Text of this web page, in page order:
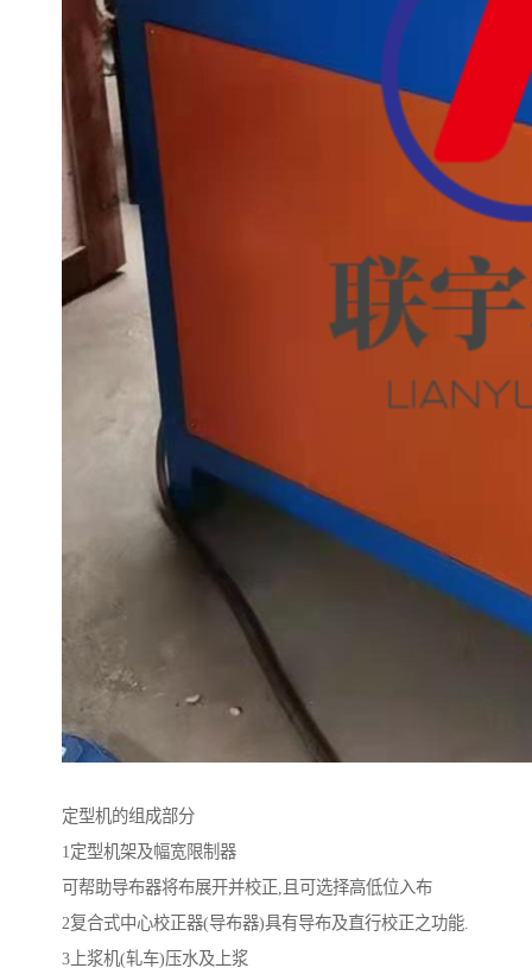
定型机的组成部分
1定型机架及幅宽限制器
可帮助导布器将布展开并校正,且可选择高低位入布
2复合式中心校正器(导布器)具有导布及直行校正之功能.
3上浆机(轧车)压水及上浆